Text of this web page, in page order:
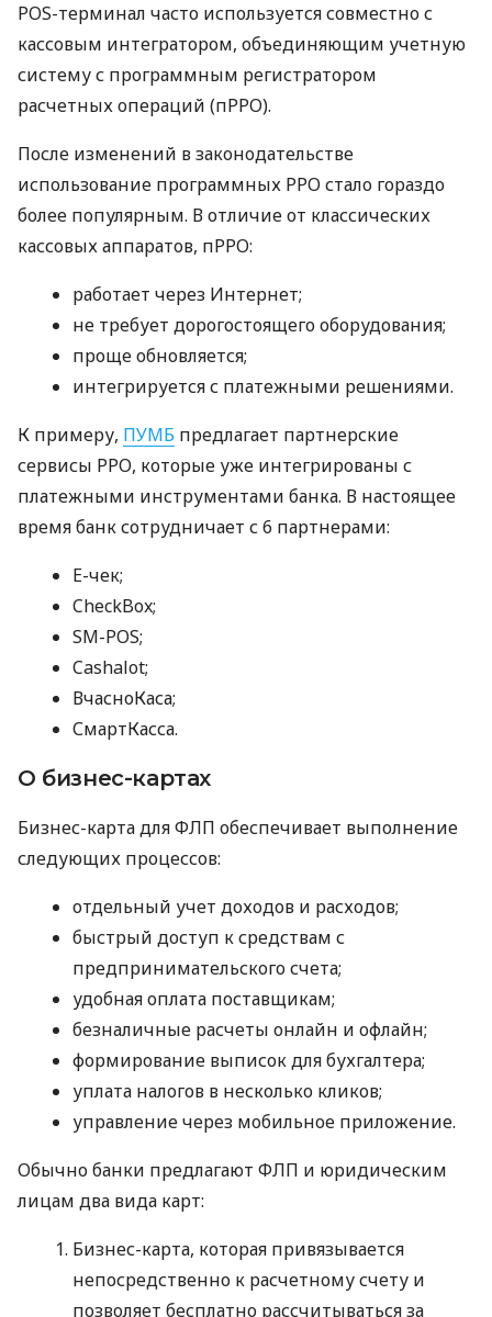
POS-терминал часто используется совместно с
кассовым интегратором, объединяющим учетную
систему с программным регистратором
расчетных операций (пРРО).
После изменений в законодательстве
использование программных РРО стало гораздо
более популярным. В отличие от классических
кассовых аппаратов, пРРО:
работает через Интернет;
не требует дорогостоящего оборудования;
проще обновляется;
интегрируется с платежными решениями.
К примеру, ПУМБ предлагает партнерские
сервисы РРО, которые уже интегрированы с
платежными инструментами банка. В настоящее
время банк сотрудничает с 6 партнерами:
E-чек;
CheckBox;
SM-POS;
Cashalot;
ВчасноКаса;
СмартКасса.
О бизнес-картах
Бизнес-карта для ФЛП обеспечивает выполнение
следующих процессов:
отдельный учет доходов и расходов;
быстрый доступ к средствам с
предпринимательского счета;
удобная оплата поставщикам;
безналичные расчеты онлайн и офлайн;
формирование выписок для бухгалтера;
уплата налогов в несколько кликов;
управление через мобильное приложение.
Обычно банки предлагают ФЛП и юридическим
лицам два вида карт:
Бизнес-карта, которая привязывается
непосредственно к расчетному счету и
позволяет бесплатно рассчитываться за